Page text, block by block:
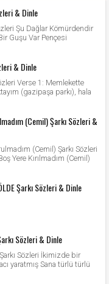
& Dinle
Şu Dağlar Kömürdendir
Guşu Var Pençesi
& Dinle
Verse 1: Memlekette
(gazipaşa parkı), hala
(Cemil) Şarkı Sözleri &
(Cemil) Şarkı Sözleri
Yere Kırılmadım (Cemil)
Şarkı Sözleri & Dinle
Sözleri & Dinle
Sözleri İkimizde bir
yaratmış Sana türlü türlü